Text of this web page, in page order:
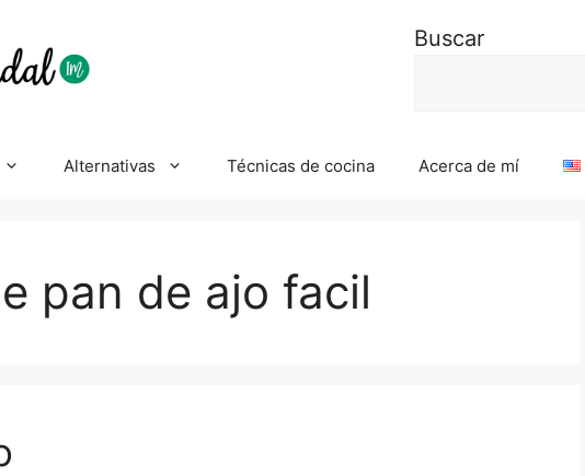
Buscar
Alternativas Técnicas de cocina Acerca de mí
pan de ajo facil